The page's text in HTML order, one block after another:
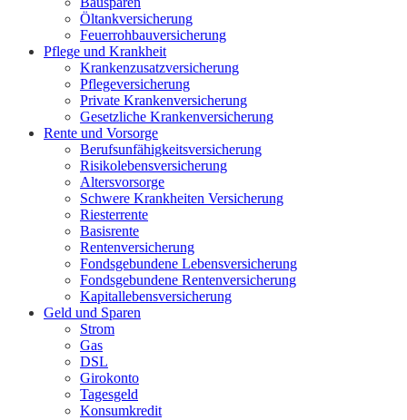
Öltankversicherung
Feuerrohbauversicherung
Pflege und Krankheit
Krankenzusatzversicherung
Pflegeversicherung
Private Krankenversicherung
Gesetzliche Krankenversicherung
Rente und Vorsorge
Berufs­unfähigkeitsversicherung
Risikolebensversicherung
Altersvorsorge
Schwere Krankheiten Versicherung
Riesterrente
Basisrente
Rentenversicherung
Fondsgebundene Lebensversicherung
Fondsgebundene Rentenversicherung
Kapitallebensversicherung
Geld und Sparen
Strom
Gas
DSL
Girokonto
Tagesgeld
Konsumkredit